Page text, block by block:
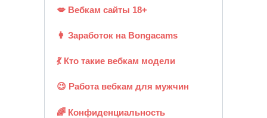
💋 Вебкам сайты 18+
👩 Заработок на Bongacams
💃 Кто такие вебкам модели
😉 Работа вебкам для мужчин
🌈 Конфиденциальность